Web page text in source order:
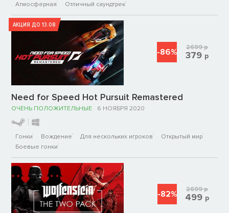
Атмосферная
Отличный саундтрек
АКЦИЯ ДО 13.08
Need for Speed Hot Pursuit Remastered
ОЧЕНЬ ПОЛОЖИТЕЛЬНЫЕ 6 НОЯБРЯ 2020
Гонки Вождение Для нескольких игроков
Открытый мир
Боевые гонки
-86% 2699р
379 р
-82% 2699р
499 р